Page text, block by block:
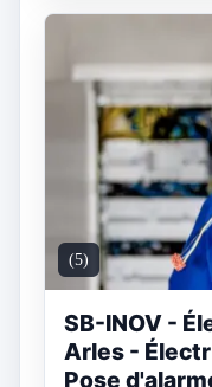
(5)
SB-INOV -
Arles -
Pose